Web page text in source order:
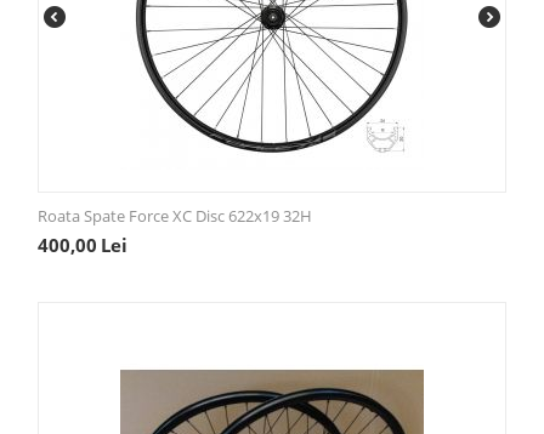
Roata Spate Force XC Disc 622x19 32H
400,00 Lei